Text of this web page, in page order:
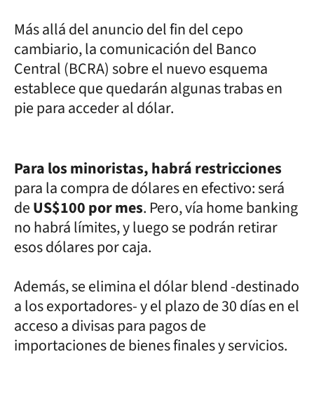
Más allá del anuncio del fin del cepo
cambiario, la comunicación del Banco
Central (BCRA) sobre el nuevo esquema
establece que quedarán algunas trabas en
pie para acceder al dólar.
Para los minoristas, habrá restricciones
para la compra de dólares en efectivo: será
deUS$100 por mes. Pero, vía home banking
no habrá límites, y luego se podrán retirar
esos dólares por caja.
Además, se elimina el dólar blend -destinado
a los exportadores- y el plazo de 30 días en el
acceso a divisas para pagos de
importaciones de bienes finales y servicios.